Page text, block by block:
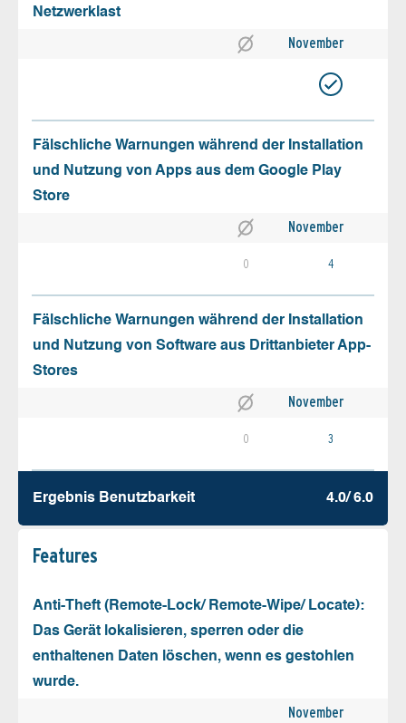
Netzwerklast
November
Fälschliche Warnungen während der Installation
und Nutzung von Apps aus dem Google Play
Store
November
0 4
Fälschliche Warnungen während der Installation
und Nutzung von Software aus Drittanbieter App-
Stores
November
0 3
Ergebnis Benutz­barkeit 4.0/ 6.0
Features
Anti-Theft (Remote-Lock/ Remote-Wipe/ Locate):
Das Gerät lokalisieren, sperren oder die
enthaltenen Daten löschen, wenn es gestohlen
wurde.
November